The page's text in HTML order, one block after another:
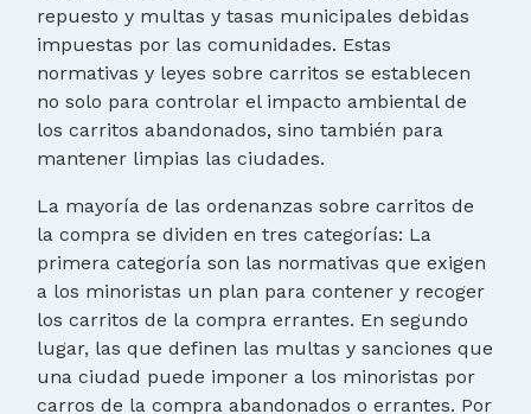
repuesto y multas y tasas municipales debidas
impuestas por las comunidades. Estas
normativas y leyes sobre carritos se establecen
no solo para controlar el impacto ambiental de
los carritos abandonados, sino también para
mantener limpias las ciudades.
La mayoría de las ordenanzas sobre carritos de
la compra se dividen en tres categorías: La
primera categoría son las normativas que exigen
a los minoristas un plan para contener y recoger
los carritos de la compra errantes. En segundo
lugar, las que definen las multas y sanciones que
una ciudad puede imponer a los minoristas por
carros de la compra abandonados o errantes. Por